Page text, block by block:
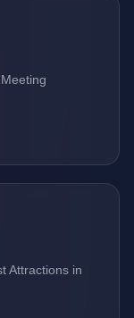
Attractions in